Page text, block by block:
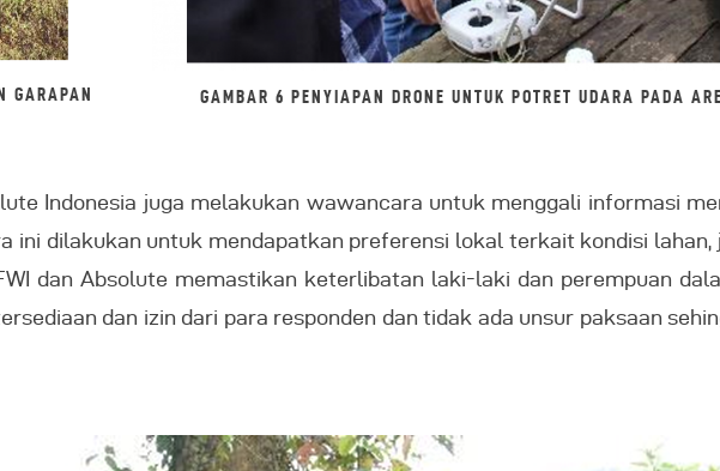
GARAPAN GAMBAR 6 PENYIAPAN DRONE UNTUK POTRET UDARA PADA
Indonesia juga melakukan wawancara untuk menggali informasi
ini dilakukan untuk mendapatkan preferensi lokal terkait kondisi lahan,
dan Absolute memastikan keterlibatan laki-laki dan perempuan
dan izin dari para responden dan tidak ada unsur paksaan